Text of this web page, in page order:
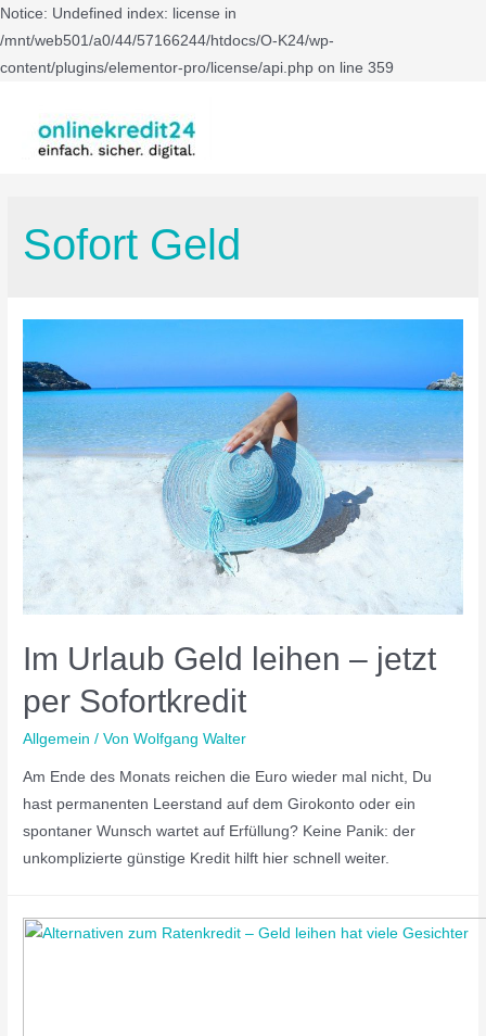
Notice: Undefined index: license in
/mnt/web501/a0/44/57166244/htdocs/O-K24/wp-
content/plugins/elementor-pro/license/api.php on line 359
Sofort Geld
Im Urlaub Geld leihen – jetzt
per Sofortkredit
Allgemein / VonWolfgang Walter
Am Ende des Monats reichen die Euro wieder mal nicht, Du
hast permanenten Leerstand auf dem Girokonto oder ein
spontaner Wunsch wartet auf Erfüllung? Keine Panik: der
unkomplizierte günstige Kredit hilft hier schnell weiter.